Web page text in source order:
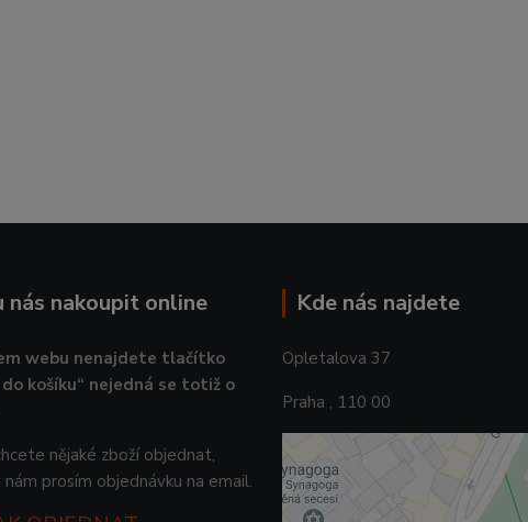
nás nakoupit online
webu nenajdete tlačítko
košíku“ nejedná se totiž o
nějaké zboží objednat,
prosím objednávku na email.
Kde nás najdete
Opletalova 37
Praha , 110 00